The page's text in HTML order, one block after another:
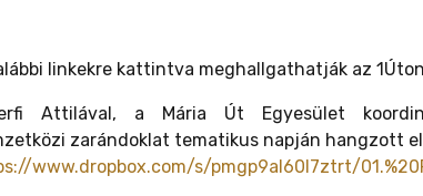
linkekre kattintva meghallgathatják az
Attilával, a Mária Út Egyesület
zarándoklat tematikus napján hangzott
www.dropbox.com/s/pmgp9al60l7ztrt/